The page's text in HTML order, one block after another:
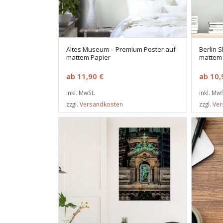
Altes Museum – Premium Poster auf
mattem Papier
ab 11,90 €
inkl. MwSt.
zzgl. Versandkosten
Berlin
ab
inkl.
zzgl.